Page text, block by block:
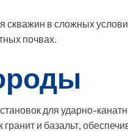
в сложных
почвах.
для ударно-
и базальт,